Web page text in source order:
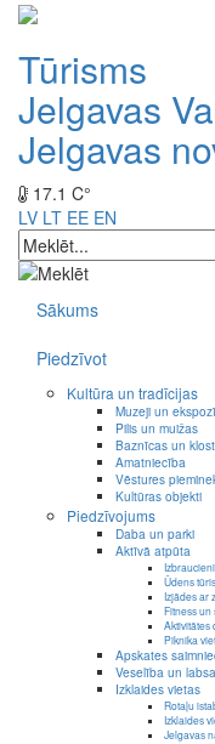
Tūrisms
Jelgavas
Jelgavas
17.1 C°
LV LT EE EN
Sākums
Piedzīvot
Kultūra un tradīcijas
Muzeji un
Pilis un muižas
Baznīcas un
Amatniecība
Vēstures
Kultūras objekti
Piedzīvojums
Daba un parki
Aktīvā atpūta
Ūdens
Izjādes ar
Fitness un
Aktivitātes
Piknika
Apskates
Veselība un
Izklaides vietas
Rotaļu
Izklaides
Jelgavas